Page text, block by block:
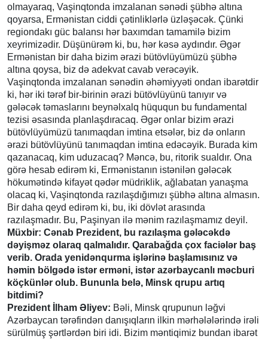
olmayaraq, Vaşinqtonda imzalanan sənədi şübhə altına
qoyarsa, Ermənistan ciddi çətinliklərlə üzləşəcək. Çünki
regiondakı güc balansı hər baxımdan tamamilə bizim
xeyrimizədir. Düşünürəm ki, bu, hər kəsə aydındır. Əgər
Ermənistan bir daha bizim ərazi bütövlüyümüzü şübhə
altına qoysa, biz də adekvat cavab verəcəyik.
Vaşinqtonda imzalanan sənədin əhəmiyyəti ondan ibarətdir
ki, hər iki tərəf bir-birinin ərazi bütövlüyünü tanıyır və
gələcək təmaslarını beynəlxalq hüququn bu fundamental
tezisi əsasında planlaşdıracaq. Əgər onlar bizim ərazi
bütövlüyümüzü tanımaqdan imtina etsələr, biz də onların
ərazi bütövlüyünü tanımaqdan imtina edəcəyik. Burada kim
qazanacaq, kim uduzacaq? Məncə, bu, ritorik sualdır. Ona
görə hesab edirəm ki, Ermənistanın istənilən gələcək
hökumətində kifayət qədər müdriklik, ağlabatan yanaşma
olacaq ki, Vaşinqtonda razılaşdığımızı şübhə altına almasın.
Bir daha qeyd edirəm ki, bu, iki dövlət arasında
razılaşmadır. Bu, Paşinyan ilə mənim razılaşmamız deyil.
Müxbir: Cənab Prezident, bu razılaşma gələcəkdə
dəyişməz olaraq qalmalıdır. Qarabağda çox faciələr baş
verib. Orada yenidənqurma işlərinə başlamısınız və
həmin bölgədə istər erməni, istər azərbaycanlı məcburi
köçkünlər olub. Bununla belə, Minsk qrupu artıq
bitdimi?
Prezident İlham Əliyev: Bəli, Minsk qrupunun ləğvi
Azərbaycan tərəfindən danışıqların ilkin mərhələlərində irəli
sürülmüş şərtlərdən biri idi. Bizim məntiqimiz bundan ibarət